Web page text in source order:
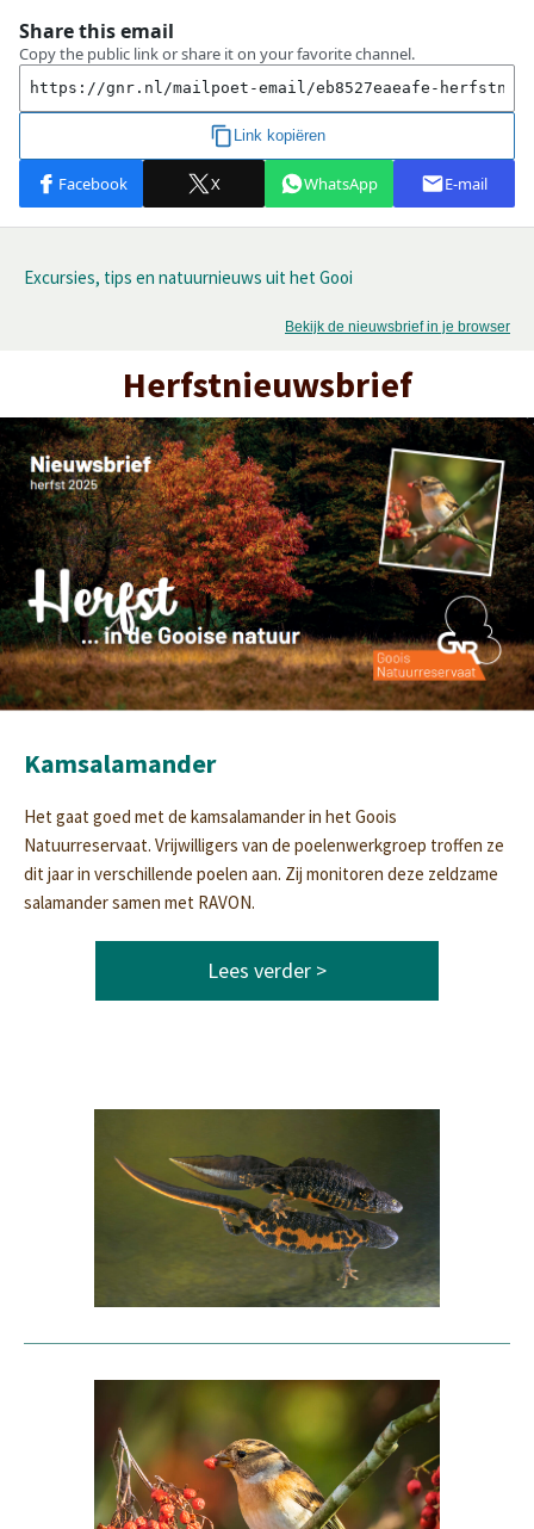
Excursies, tips en natuurnieuws uit het Gooi
Bekijk de nieuwsbrief in je browser
Herfstnieuwsbrief
Kamsalamander
Het gaat goed met de kamsalamander in het Goois
Natuurreservaat. Vrijwilligers van de poelenwerkgroep troffen ze
dit jaar in verschillende poelen aan. Zij monitoren deze zeldzame
salamander samen met RAVON.
Lees verder >